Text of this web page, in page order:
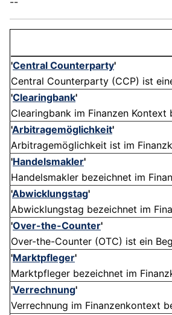
'Central Counterparty'
Central Counterparty (CCP) ist
'Clearingbank'
Clearingbank im Finanzen
'Arbitragemöglichkeit'
Arbitragemöglichkeit ist im
'Handelsmakler'
Handelsmakler bezeichnet im
'Abwicklungstag'
Abwicklungstag bezeichnet im
'Over-the-Counter'
Over-the-Counter (OTC) ist ein
'Marktpfleger'
Marktpfleger bezeichnet im
'Verrechnung'
Verrechnung im Finanzenkontext